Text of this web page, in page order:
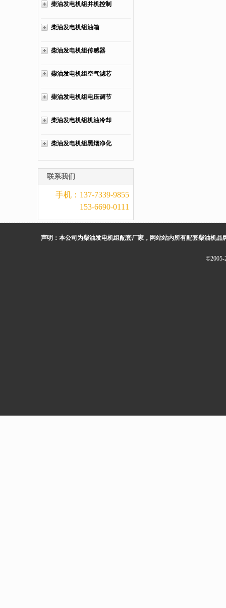
柴油发电机组并机控制
柴油发电机组油箱
柴油发电机组传感器
柴油发电机组空气滤芯
柴油发电机组电压调节
柴油发电机组机油冷却
柴油发电机组黑烟净化
联系我们
手机：137-7339-9855
153-6690-0111
声明：本公司为柴油发电机组配套厂家，网站站内所有配套柴油机